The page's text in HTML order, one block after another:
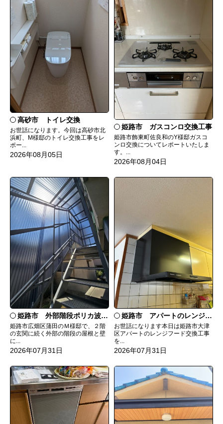
高砂市 トイレ交換
お世話になります。今回は高砂市北
浜町、M様邸のトイレ交換工事をレ
ポー...
2026年08月05日
姫路市 ガスコンロ交換工事
姫路市飾東町佐良和のY様邸ガスコ
ンロ交換についてレポートいたしま
す。...
2026年08月04日
姫路市 外部階段ポリカ波板張替工事
姫路市広畑区蒲田のＭ様邸で、２階
の玄関に続く外部の階段の屋根と壁
に...
2026年07月31日
姫路市 アパートのレンジフード交換
お世話になります本日は姫路市大津
区アパートのレンジフード交換工事
を...
2026年07月31日